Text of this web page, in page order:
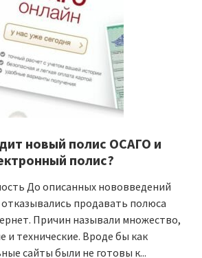
новый полис ОСАГО и
полис?
До описанных нововведений
продавать полюса
Причин называли множество,
и технические. Вроде бы как
сайты были не готовы к...